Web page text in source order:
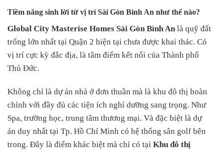
Tiềm năng sinh lời từ vị trí Sài Gòn Bình An như thế nào?
Global City Masterise Homes Sài Gòn Bình Anlà quỹ đất
trống lớn nhất tại Quận 2 hiện tại chưa được khai thác. Có
vị trí cực kỳ đắc địa, là tâm điểm kết nối của Thành phố
Thủ Đức.
Không chỉ là dự án nhà ở đơn thuần mà là khu đô thị hoàn
chỉnh với đầy đủ các tiện ích nghỉ dưỡng sang trọng. Như
Spa, trường học, trung tâm thương mại. Và đặc biệt là dự
án duy nhất tại Tp. Hồ Chí Minh có hệ thống sân golf bên
trong. Đây là điểm khác biệt mà chỉ có tại Khu đô thị